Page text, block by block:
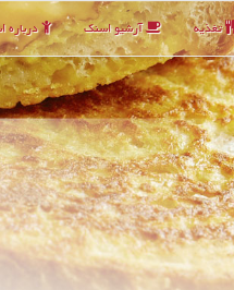
تغذیه آرشیو اسنك درباره